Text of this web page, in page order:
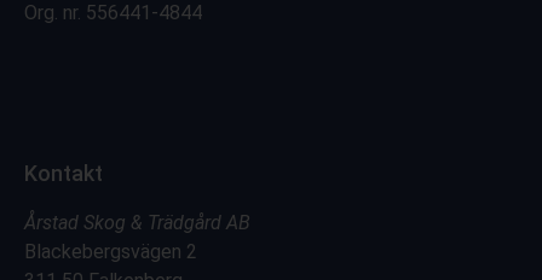
Org. nr. 556441-4844
Kontakt
Årstad Skog & Trädgård AB
Blackebergsvägen 2